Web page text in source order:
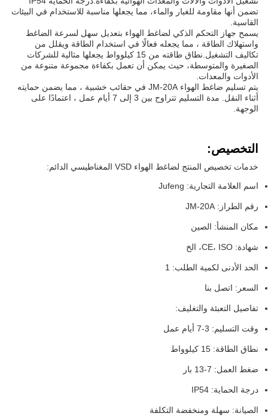
تضمن أنها مقاومة للغبار والماء، مما يجعلها مناسبة للاستخدام في البيئات
القاسية.
يسمح جهاز التحكم الذكي لضاغط الهواء بتعديل سهل لسرعة الضاغط
واستهلاك الطاقة ، مما يجعله فعالًا في استخدام الطاقة ويقلل من
تكاليف التشغيل.نطاق طاقته من 15 كيلوواط يجعلها مثالية للشركات
الصغيرة والمتوسطة، حيث يمكن أن تعمل بكفاءة مجموعة متنوعة من
الأدوات والمعدات.
يتم تسليم ضاغط الهواء JM-20A في حقائب خشبية ، مما يضمن حمايته
أثناء النقل. مدة التسليم تتراوح بين 3 إلى 7 أيام عمل ، اعتمادًا على
الوجهة.
التخصيص:
خدمات تخصيص المنتج لضاغط الهواء VSD المغناطيسي الدائم:
اسم العلامة التجارية: Jufeng
رقم الطراز: JM-20A
مكان المنشأ: الصين
شهادة: CE، ISO، الخ
الحد الأدنى لكمية الطلب: 1
السعر: اتصل بنا
تفاصيل التعبئة والتغليف:
وقت التسليم: 3-7 أيام عمل
نطاق الطاقة: 15 كيلوواط
ضغط العمل: 7-13 بار
درجة الحماية: IP54
الصيانة: سهلة ومنخفضة التكلفة